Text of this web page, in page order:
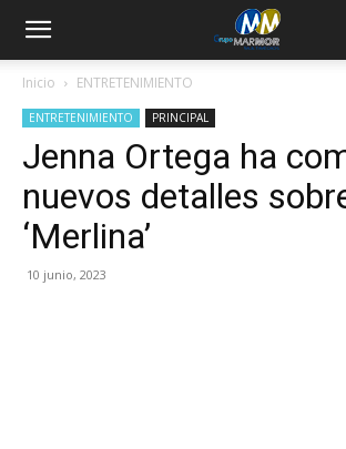
Inicio ENTRETENIMIENTO
ENTRETENIMIENTO PRINCIPAL
Jenna Ortega ha
nuevos detalles
‘Merlina’
10 junio, 2023